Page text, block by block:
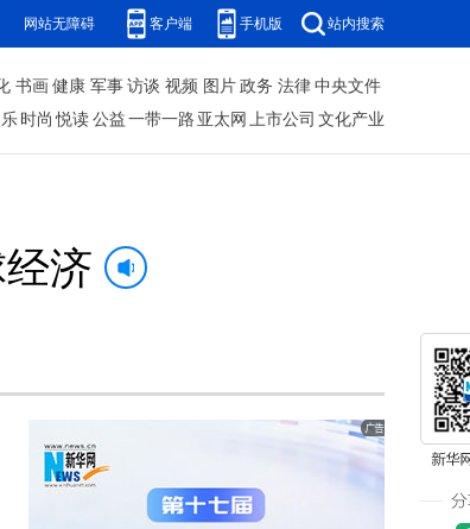
网站无障碍 客户端 手机版 站内搜索
书画 健康 军事 访谈 视频 图片 政务 法律 中央文件
时尚 悦读 公益 一带一路 亚太网 上市公司 文化产业
济